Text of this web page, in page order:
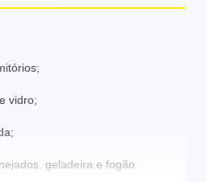
vidro;
geladeira e fogão.